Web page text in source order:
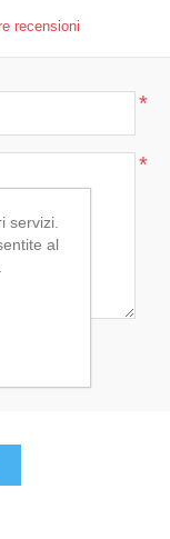
recensioni
*
*
servizi.
al